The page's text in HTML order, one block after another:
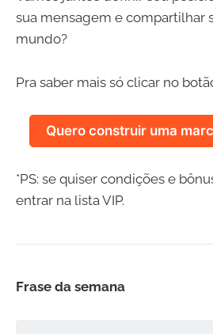
sua mensagem e compartilhar
mundo?
Pra saber mais só clicar no
Quero construir uma
*PS: se quiser condições e
entrar na lista VIP.
Frase da semana